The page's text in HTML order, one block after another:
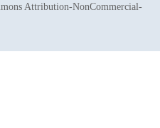
Attribution-NonCommercial-